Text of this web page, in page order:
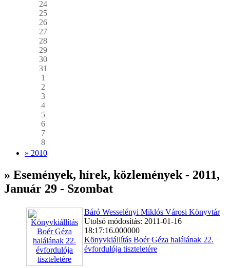
24
25
26
27
28
29
30
31
1
2
3
4
5
6
7
8
» 2010
» Események, hírek, közlemények - 2011,
Január 29 - Szombat
Báró Wesselényi Miklós Városi Könyvtár
Utolsó módosítás: 2011-01-16
18:17:16.000000
Könyvkiállítás Boér Géza halálának 22.
évfordulója tiszteletére